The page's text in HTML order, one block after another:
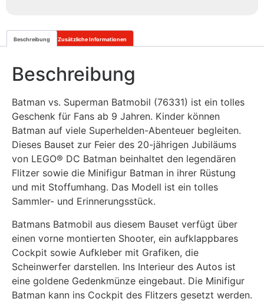
Beschreibung Zusätzliche Informationen
Beschreibung
Batman vs. Superman Batmobil (76331) ist ein tolles
Geschenk für Fans ab 9 Jahren. Kinder können
Batman auf viele Superhelden-Abenteuer begleiten.
Dieses Bauset zur Feier des 20-jährigen Jubiläums
von LEGO® DC Batman beinhaltet den legendären
Flitzer sowie die Minifigur Batman in ihrer Rüstung
und mit Stoffumhang. Das Modell ist ein tolles
Sammler- und Erinnerungsstück.
Batmans Batmobil aus diesem Bauset verfügt über
einen vorne montierten Shooter, ein aufklappbares
Cockpit sowie Aufkleber mit Grafiken, die
Scheinwerfer darstellen. Ins Interieur des Autos ist
eine goldene Gedenkmünze eingebaut. Die Minifigur
Batman kann ins Cockpit des Flitzers gesetzt werden.